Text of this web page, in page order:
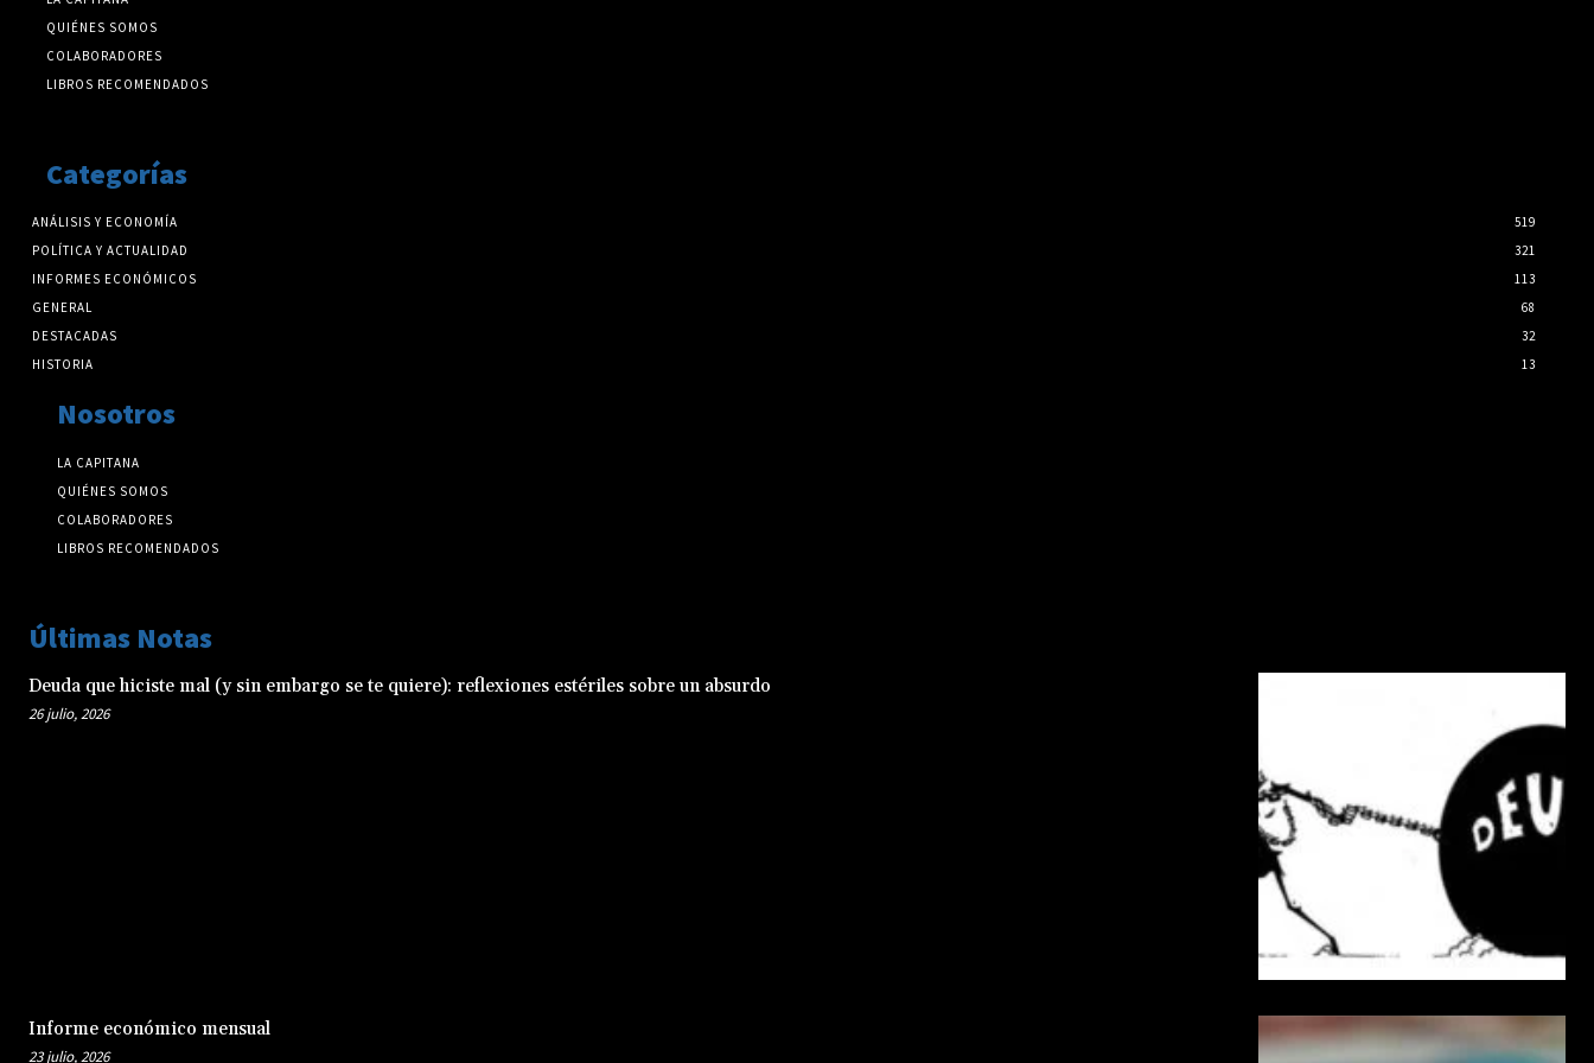
QUIÉNES SOMOS
COLABORADORES
LIBROS RECOMENDADOS
Categorías
ANÁLISIS Y ECONOMÍA
519
POLÍTICA Y ACTUALIDAD
321
INFORMES ECONÓMICOS
113
GENERAL
68
DESTACADAS
32
HISTORIA
13
Nosotros
LA CAPITANA
QUIÉNES SOMOS
COLABORADORES
LIBROS RECOMENDADOS
Últimas Notas
Deuda que hiciste mal (y sin embargo se te quiere): reflexiones estériles sobre un absurdo
26 julio, 2026
Informe económico mensual
23 julio, 2026